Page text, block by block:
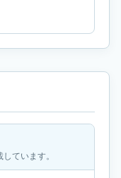
ています。